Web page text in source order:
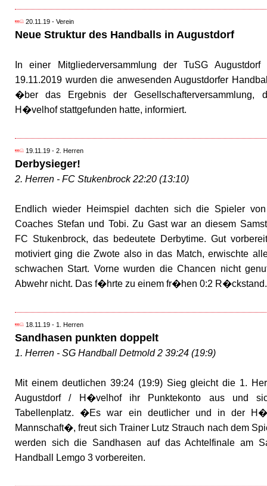
20.11.19 - Verein
Neue Struktur des Handballs in Augustdorf
In einer Mitgliederversammlung der TuSG
19.11.2019 wurden die anwesenden Augustdorfer
�ber das Ergebnis der
H�velhof stattgefunden hatte, informiert.
19.11.19 - 2. Herren
Derbysieger!
2. Herren - FC Stukenbrock 22:20 (13:10)
Endlich wieder Heimspiel dachten sich die Spieler
Coaches Stefan und Tobi. Zu Gast war an diesem
FC Stukenbrock, das bedeutete Derbytime. Gut
motiviert ging die Zwote also in das Match, erwischte
schwachen Start. Vorne wurden die Chancen nicht
Abwehr nicht. Das f�hrte zu einem fr�hen 0:2 R�ckstand.
18.11.19 - 1. Herren
Sandhasen punkten doppelt
1. Herren - SG Handball Detmold 2 39:24 (19:9)
Mit einem deutlichen 39:24 (19:9) Sieg gleicht die 1.
Augustdorf / H�velhof ihr Punktekonto aus und
Tabellenplatz. �Es war ein deutlicher und in der
Mannschaft�, freut sich Trainer Lutz Strauch nach dem
werden sich die Sandhasen auf das Achtelfinale am
Handball Lemgo 3 vorbereiten.